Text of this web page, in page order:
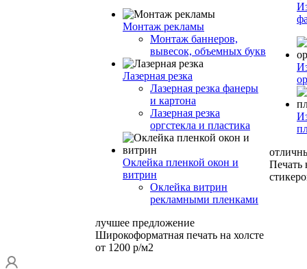
Монтаж рекламы
Монтаж баннеров,
вывесок, объемных букв
Лазерная резка
Лазерная резка фанеры
и картона
Лазерная резка
оргстекла и пластика
Оклейка пленкой окон и
витрин
Оклейка витрин
рекламными пленками
лучшее предложение
Широкоформатная печать на холсте
от 1200 р/м2
Печать